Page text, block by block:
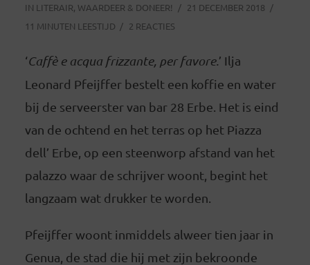
IN LITERAIR, WAARDEER & DONEER!
21 DECEMBER 2018
11 MINUTEN LEESTIJD
2 REACTIES
‘Caffè e acqua frizzante, per favore.’ Ilja
Leonard Pfeijffer bestelt een koffie en water
bij de serveerster van bar 28 Erbe. Het is eind
van de ochtend en het terras op het Piazza
dell’ Erbe, op een steenworp afstand van het
palazzo waar de schrijver woont, begint het
langzaam wat drukker te worden.
Pfeijffer woont inmiddels alweer tien jaar in
Genua, de stad die hij met zijn bekroonde